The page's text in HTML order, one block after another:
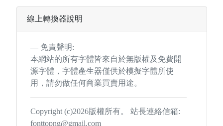
線上轉換器說明
免責聲明:
本網站的所有字體皆來自於無版權及免費開
源字體，字體產生器僅供於模擬字體所使
用，請勿做任何商業買賣用途。
Copyright (c)2026版權所有。 站長連絡信箱:
fonttopng@gmail.com